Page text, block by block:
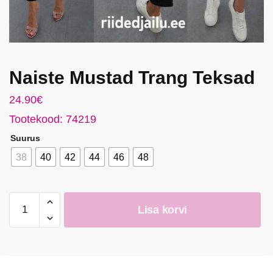
Naiste Mustad Trang Teksad
24.90€
Tootekood: 74219
Suurus
38 40 42 44 46 48
Mustad
Trang
Lisa korvi